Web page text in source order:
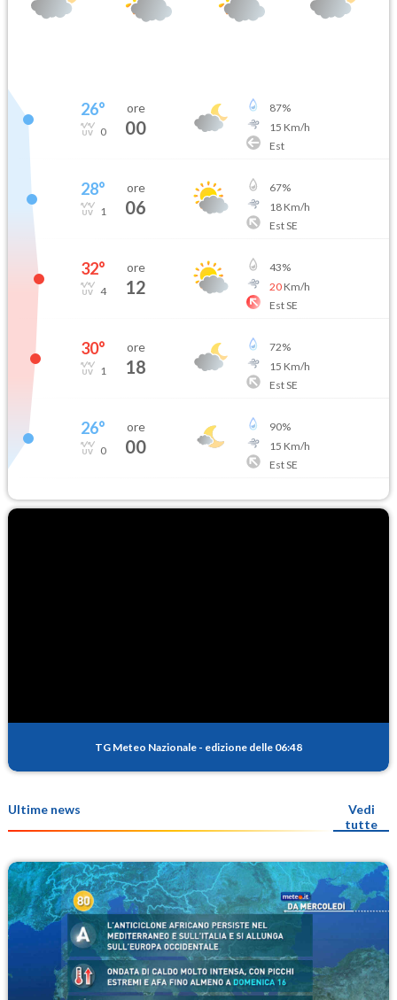
26°
0
ore
00
87%
15 Km/h
Est
28°
1
ore
06
67%
18Km/h
Est SE
32°
4
ore
12
43%
20Km/h
Est SE
30°
1
ore
18
72%
15 Km/h
Est SE
26°
0
ore
00
90%
15 Km/h
Est SE
TG Meteo Nazionale - edizione delle 06:48
Ultime news
Vedi
tutte